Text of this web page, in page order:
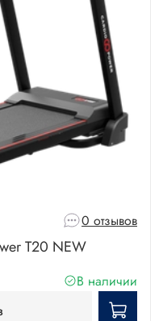
0 отзывов
T20 NEW
В наличии